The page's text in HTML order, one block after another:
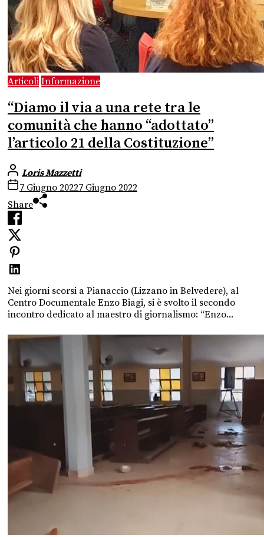
Articoli Informazione
“Diamo il via a una rete tra le
comunità che hanno “adottato”
l’articolo 21 della Costituzione”
Loris Mazzetti
7 Giugno 20227 Giugno 2022
Share
Nei giorni scorsi a Pianaccio (Lizzano in Belvedere), al
Centro Documentale Enzo Biagi, si è svolto il secondo
incontro dedicato al maestro di giornalismo: “Enzo...